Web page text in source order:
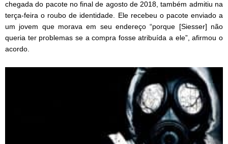
chegada do pacote no final de agosto de 2018, também admitiu na
terça-feira o roubo de identidade. Ele recebeu o pacote enviado a
um jovem que morava em seu endereço “porque [Siesser] não
queria ter problemas se a compra fosse atribuída a ele”, afirmou o
acordo.